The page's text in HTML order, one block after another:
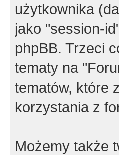
użytkownika
jako "session-
phpBB. Trzeci
tematy na
tematów, które
korzystania z
Możemy także